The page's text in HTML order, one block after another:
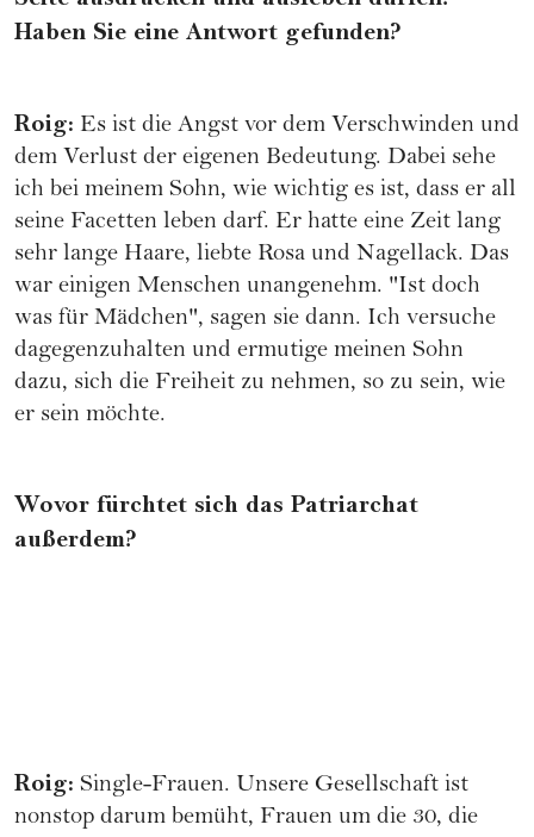
Haben Sie eine Antwort gefunden?
Roig: Es ist die Angst vor dem Verschwinden und
dem Verlust der eigenen Bedeutung. Dabei sehe
ich bei meinem Sohn, wie wichtig es ist, dass er all
seine Facetten leben darf. Er hatte eine Zeit lang
sehr lange Haare, liebte Rosa und Nagellack. Das
war einigen Menschen unangenehm. "Ist doch
was für Mädchen", sagen sie dann. Ich versuche
dagegenzuhalten und ermutige meinen Sohn
dazu, sich die Freiheit zu nehmen, so zu sein, wie
er sein möchte.
Wovor fürchtet sich das Patriarchat
außerdem?
Roig: Single-Frauen. Unsere Gesellschaft ist
nonstop darum bemüht, Frauen um die 30, die